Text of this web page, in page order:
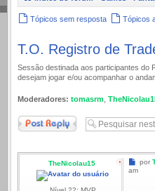
Tópicos sem resposta Tópicos
T.O. Registro de
Sessão destinada aos participantes do
desejam jogar e/ou acompanhar o
Moderadores: tomasrm
Responder
TheNicolau15 por
am